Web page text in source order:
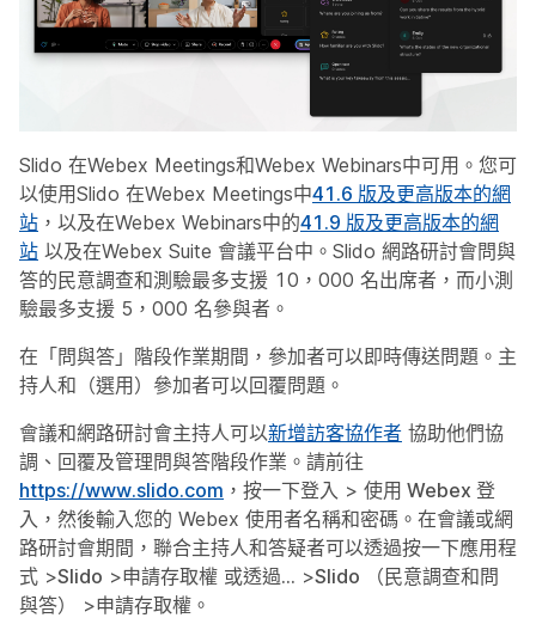
Slido 在Webex Meetings和Webex Webinars中可用。您可
以使用Slido 在Webex Meetings中41.6 版及更高版本的網
站 ，以及在Webex Webinars中的41.9 版及更高版本的網
站 以及在Webex Suite 會議平台中。Slido 網路研討會問與
答的民意調查和測驗最多支援 10，000 名出席者，而小測
驗最多支援 5，000 名參與者。
在「問與答」階段作業期間，參加者可以即時傳送問題。主
持人和（選用）參加者可以回覆問題。
會議和網路研討會主持人可以新增訪客協作者 協助他們協
調、回覆及管理問與答階段作業。請前往
https://www.slido.com ，按一下登入 > 使用 Webex 登
入 ，然後輸入您的 Webex 使用者名稱和密碼。在會議或網
路研討會期間，聯合主持人和答疑者可以透過按一下應用程
式 >Slido >申請存取權 或透過... >Slido （民意調查和問
與答）
>申請存取權 。